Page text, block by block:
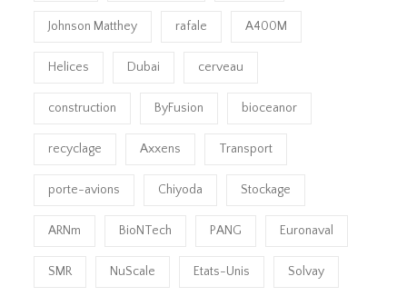
Johnson Matthey rafale A400M
Helices Dubai cerveau
construction ByFusion bioceanor
recyclage Axxens Transport
porte-avions Chiyoda Stockage
ARNm BioNTech PANG Euronaval
SMR NuScale Etats-Unis Solvay